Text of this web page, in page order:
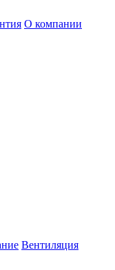
О компании
Вентиляция